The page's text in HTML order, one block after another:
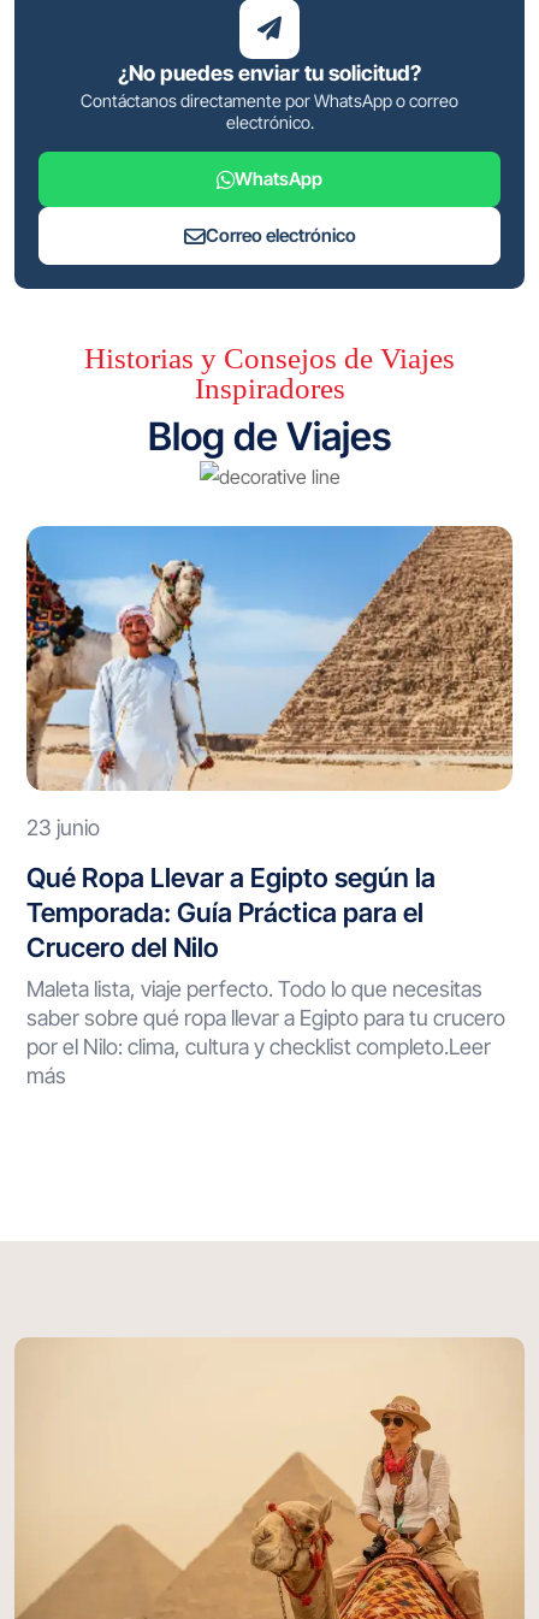
¿No puedes enviar tu solicitud?
Contáctanos directamente por WhatsApp o correo
electrónico.
WhatsApp
Correo electrónico
Historias y Consejos de Viajes
Inspiradores
Blog de Viajes
23 junio
Qué Ropa Llevar a Egipto según la
Temporada: Guía Práctica para el
Crucero del Nilo
Maleta lista, viaje perfecto. Todo lo que necesitas
saber sobre qué ropa llevar a Egipto para tu crucero
por el Nilo: clima, cultura y checklist completo.Leer
más